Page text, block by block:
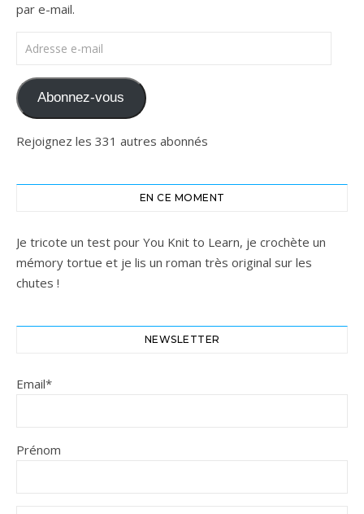
par e-mail.
Adresse e-mail
Abonnez-vous
Rejoignez les 331 autres abonnés
EN CE MOMENT
Je tricote un test pour You Knit to Learn, je crochète un
mémory tortue et je lis un roman très original sur les
chutes !
NEWSLETTER
Email*
Prénom